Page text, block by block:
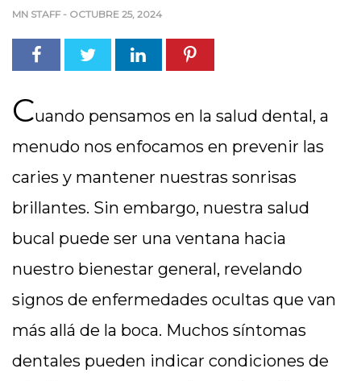
MN STAFF - OCTUBRE 25, 2024
Cuando pensamos en la salud dental, a
menudo nos enfocamos en prevenir las
caries y mantener nuestras sonrisas
brillantes. Sin embargo, nuestra salud
bucal puede ser una ventana hacia
nuestro bienestar general, revelando
signos de enfermedades ocultas que van
más allá de la boca. Muchos síntomas
dentales pueden indicar condiciones de